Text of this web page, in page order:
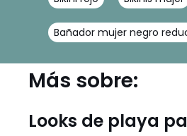
Bañador mujer negro
Más sobre:
Looks de playa